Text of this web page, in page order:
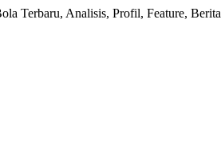
Terbaru, Analisis, Profil, Feature,